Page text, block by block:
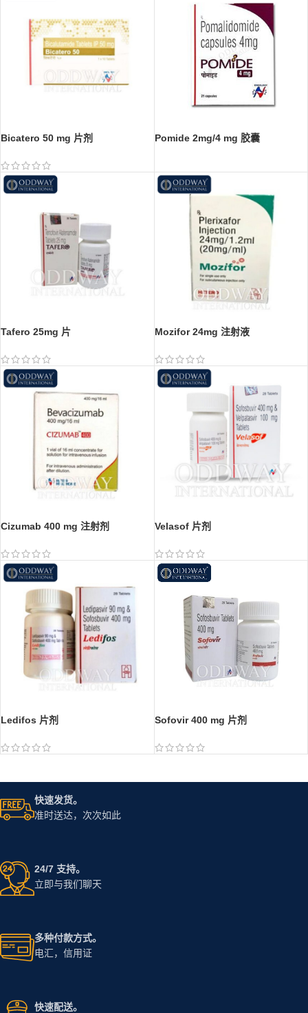
Bicatero 50 mg 片剂 Pomide 2mg/4 mg 胶囊
Tafero 25mg 片 Mozifor 24mg 注射液
Cizumab 400 mg 注射剂 Velasof 片剂
Ledifos 片剂 Sofovir 400 mg 片剂
快速发货。
准时送达，次次如此
24/7 支持。
立即与我们聊天
多种付款方式。
电汇，信用证
快速配送。